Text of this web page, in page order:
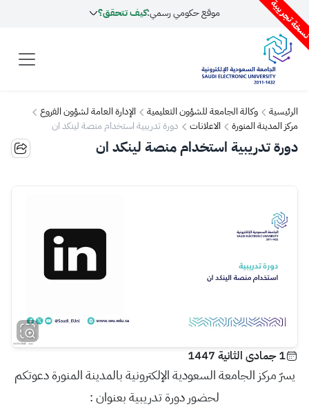
تجريبية موقع حكومي رسمي:كيف تتحقق؟
الرئيسية وكالة الجامعة للشؤون التعليمية
الإدارة العامة لشؤون الفروع
مركز المدينة المنورة
الاعلانات دورة تدريبية استخدام منصة لينكد ان
دورة تدريبية استخدام منصة لينكد ان
1 جمادى الثانية 1447
يسرّ مركز الجامعة السعودية الإلكترونية بالمدينة المنورة دعوتكم
لحضور دورة تدريبية بعنوان :